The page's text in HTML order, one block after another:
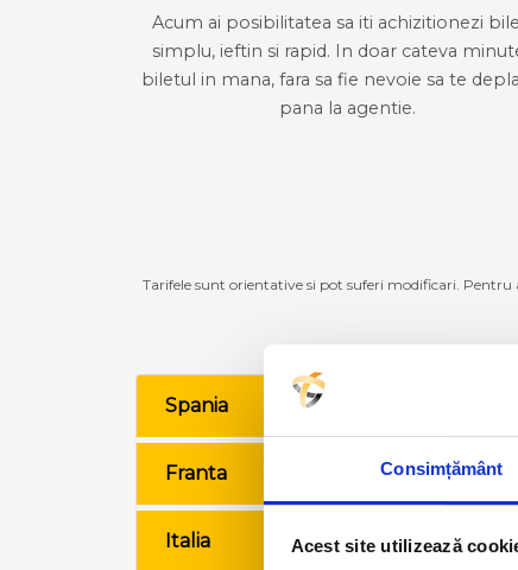
Consimțământ
Acest site utilizează
Acum ai posibilitatea sa iti achizitionezi
simplu, ieftin si rapid. In doar cateva
biletul in mana, fara sa fie nevoie sa te
pana la agentie.
Tarifele sunt orientative si pot suferi modificari.
Spania
Franta
Italia